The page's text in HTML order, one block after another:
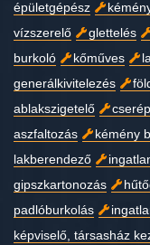
épületgépész
vízszerelő
glettelés
burkoló
kőműves
generálkivitelezés
ablakszigetelő
aszfaltozás
kémény
lakberendező
gipszkartonozás
padlóburkolás
képviselő, társasház